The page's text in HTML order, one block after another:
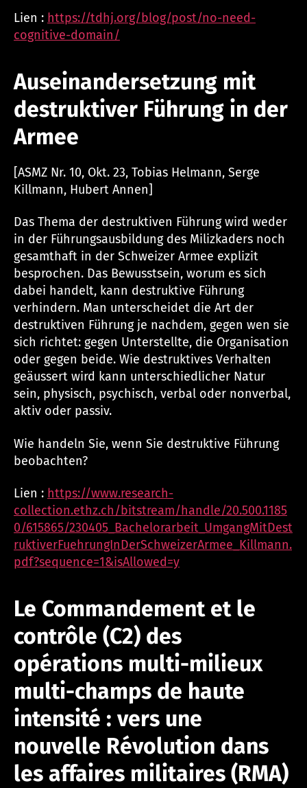
Lien : https://tdhj.org/blog/post/no-need-
cognitive-domain/
Auseinandersetzung mit
destruktiver Führung in der
Armee
[ASMZ Nr. 10, Okt. 23, Tobias Helmann, Serge
Killmann, Hubert Annen]
Das Thema der destruktiven Führung wird weder
in der Führungsausbildung des Milizkaders noch
gesamthaft in der Schweizer Armee explizit
besprochen. Das Bewusstsein, worum es sich
dabei handelt, kann destruktive Führung
verhindern. Man unterscheidet die Art der
destruktiven Führung je nachdem, gegen wen sie
sich richtet: gegen Unterstellte, die Organisation
oder gegen beide. Wie destruktives Verhalten
geäussert wird kann unterschiedlicher Natur
sein, physisch, psychisch, verbal oder nonverbal,
aktiv oder passiv.
Wie handeln Sie, wenn Sie destruktive Führung
beobachten?
Lien : https://www.research-
collection.ethz.ch/bitstream/handle/20.500.1185
0/615865/230405_Bachelorarbeit_UmgangMitDest
ruktiverFuehrungInDerSchweizerArmee_Killmann.
pdf?sequence=1&isAllowed=y
Le Commandement et le
contrôle (C2) des
opérations multi-milieux
multi-champs de haute
intensité : vers une
nouvelle Révolution dans
les affaires militaires (RMA)